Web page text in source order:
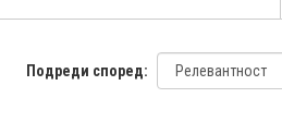
Подреди според